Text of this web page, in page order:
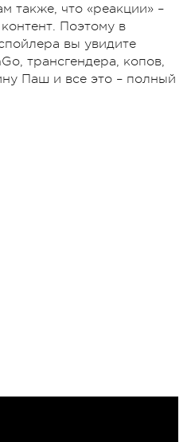
также, что «реакции» –
Поэтому в
вы увидите
трансгендера, копов,
Паш и все это – полный